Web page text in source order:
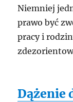
Niemniej
prawo być
pracy i
Dążenie